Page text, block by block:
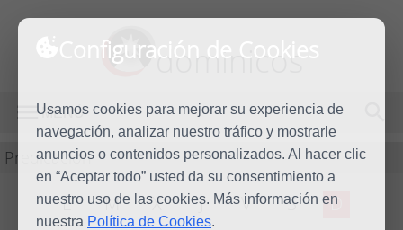
Configuración de Cookies
Usamos cookies para mejorar su experiencia de
navegación, analizar nuestro tráfico y mostrarle
anuncios o contenidos personalizados. Al hacer clic
en “Aceptar todo” usted da su consentimiento a
nuestro uso de las cookies. Más información en
nuestra Política de Cookies.
dominicos
MENÚ
Predicación
L M X J V S D